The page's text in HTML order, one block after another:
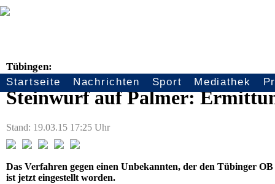
Seitennavigation
Startseite Nachrichten Sport Mediathek
Tübingen:
Steinwurf auf Palmer:
Stand: 19.03.15 17:25 Uhr
Das Verfahren gegen einen Unbekannten, der den Tübinger
ist jetzt eingestellt worden.